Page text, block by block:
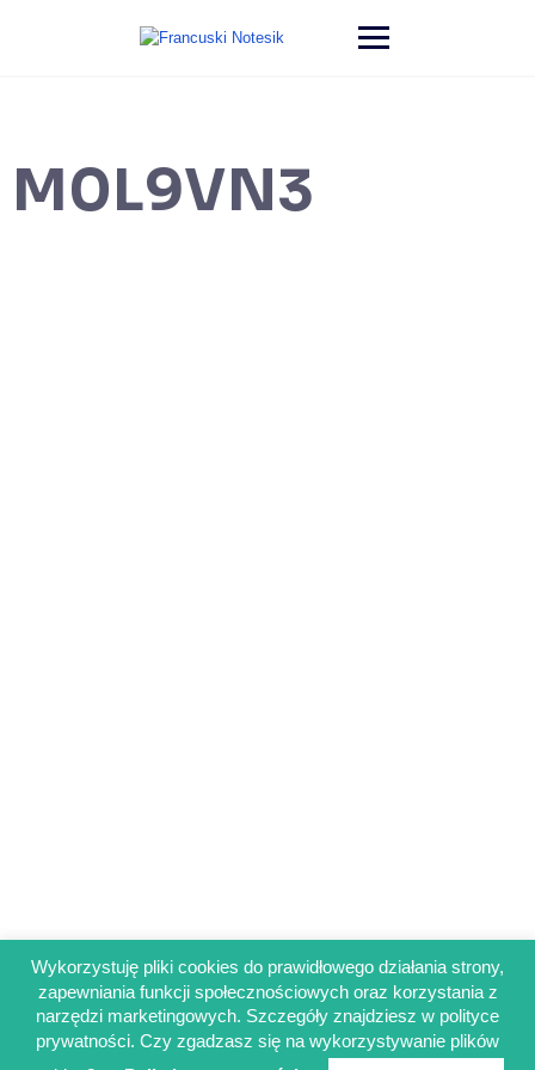
M0L9VN3
Regulamin sklepu
Polityka prywatności
Obowiązek informacyjny RODO
Wykorzystuję pliki cookies do prawidłowego działania strony,
zapewniania funkcji społecznościowych oraz korzystania z
narzędzi marketingowych. Szczegóły znajdziesz w polityce
prywatności. Czy zgadzasz się na wykorzystywanie plików